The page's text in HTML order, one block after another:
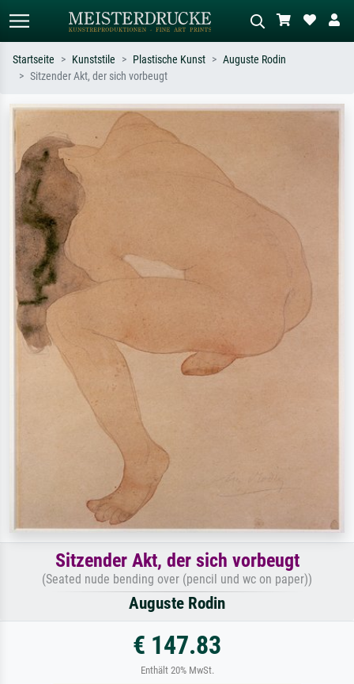
Suchen Sie nach Künstlern, Werktiteln
oder Stilen – z.B. Monet,
Sternennacht, Impressionismus, Welle
Hokusai, Akt.
Beschreiben Sie die Szene – z.B. Grüne
Ölgemälde, Stehender Akt neben einem
Startseite Kunststile Plastische Kunst
Auguste Rodin
Sitzender Akt, der sich vorbeugt
Sitzender Akt, der sich vorbeugt
(Seated nude bending over (pencil und wc on paper))
Auguste Rodin
€ 147.83
Enthält 20% MwSt.